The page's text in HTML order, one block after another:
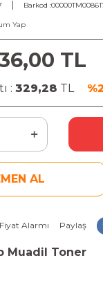
Barkod :
Yap
TL
: 329,28 TL
AL
Fiyat Alarmı Paylaş
Muadil Toner